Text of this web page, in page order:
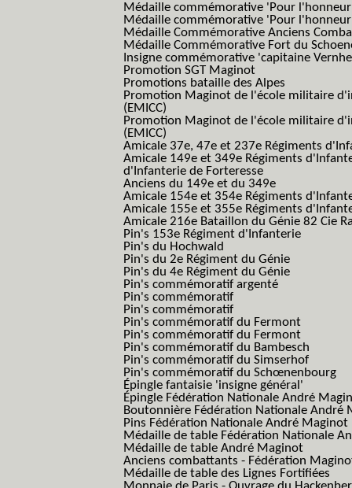
Médaille commémorative 'Pour
Médaille commémorative 'Pour
Médaille Commémorative Anciens
Médaille Commémorative Fort du
Insigne commémorative 'capitaine
Promotion SGT Maginot
Promotions bataille des Alpes
Promotion Maginot de l'école militaire
(EMICC)
Promotion Maginot de l'école militaire
(EMICC)
Amicale 37e, 47e et 237e Régiments
Amicale 149e et 349e Régiments
d'Infanterie de Forteresse
Anciens du 149e et du 349e
Amicale 154e et 354e Régiments
Amicale 155e et 355e Régiments
Amicale 216e Bataillon du Génie 82 Cie
Pin's 153e Régiment d'Infanterie
Pin's du Hochwald
Pin's du 2e Régiment du Génie
Pin's du 4e Régiment du Génie
Pin's commémoratif argenté
Pin's commémoratif
Pin's commémoratif
Pin's commémoratif du Fermont
Pin's commémoratif du Fermont
Pin's commémoratif du Bambesch
Pin's commémoratif du Simserhof
Pin's commémoratif du Schœnenbourg
Épingle fantaisie 'insigne général'
Épingle Fédération Nationale André
Boutonnière Fédération Nationale André
Pins Fédération Nationale André Maginot
Médaille de table Fédération Nationale
Médaille de table André Maginot
Anciens combattants - Fédération
Médaille de table des Lignes Fortifiées